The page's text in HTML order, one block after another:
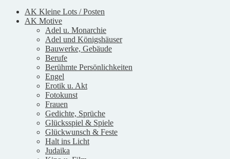
AK Kleine Lots / Posten
AK Motive
Adel u. Monarchie
Adel und Königshäuser
Bauwerke, Gebäude
Berufe
Berühmte Persönlichkeiten
Engel
Erotik u. Akt
Fotokunst
Frauen
Gedichte, Sprüche
Glücksspiel & Spiele
Glückwunsch & Feste
Halt ins Licht
Judaika